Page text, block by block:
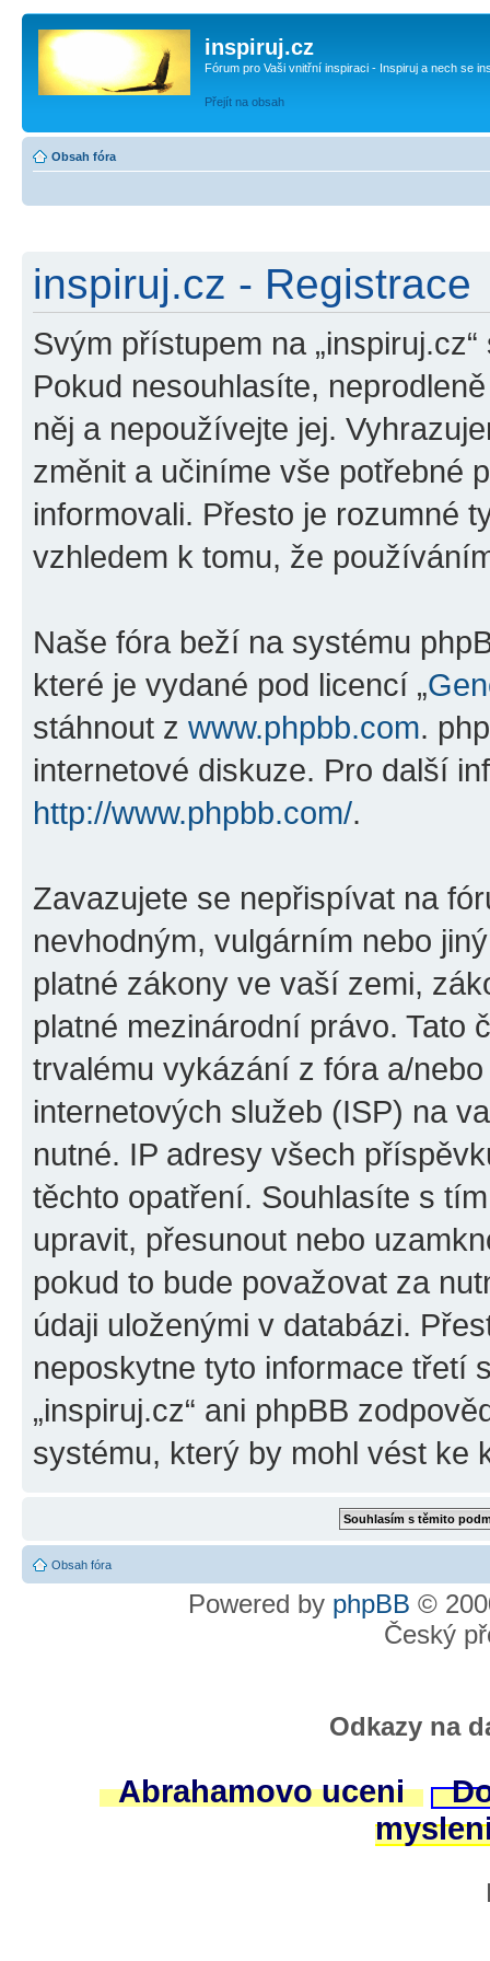
inspiruj.cz
Fórum pro Vaši vnitřní inspiraci - Inspiruj a nech se
Přejít na obsah
Obsah fóra
inspiruj.cz - Registrace
Svým přístupem na
Pokud nesouhlasíte,
něj a nepoužívejte jej.
změnit a učiníme vše potřebné
informovali. Přesto je rozumné
vzhledem k tomu, že
Naše fóra beží na systému
které je vydané pod licencí „
stáhnout z www.phpbb.com.
internetové diskuze. Pro další
http://www.phpbb.com/.
Zavazujete se nepřispívat na
nevhodným, vulgárním nebo
platné zákony ve vaší zemi,
platné mezinárodní právo. Tato
trvalému vykázání z fóra a/
internetových služeb (ISP) na
nutné. IP adresy všech
těchto opatření. Souhlasíte s
upravit, přesunout nebo
pokud to bude považovat za
údaji uloženými v databázi.
neposkytne tyto informace třetí
„inspiruj.cz“ ani phpBB
systému, který by mohl vést ke
Obsah fóra
Powered by phpBB ©
Český
Odkazy na
Abrahamovo uceni